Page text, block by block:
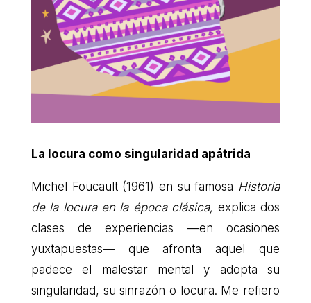
La locura como singularidad apátrida
Michel Foucault (1961) en su famosa Historia
de la locura en la época clásica, explica dos
clases de experiencias —en ocasiones
yuxtapuestas— que afronta aquel que
padece el malestar mental y adopta su
singularidad, su sinrazón o locura. Me refiero